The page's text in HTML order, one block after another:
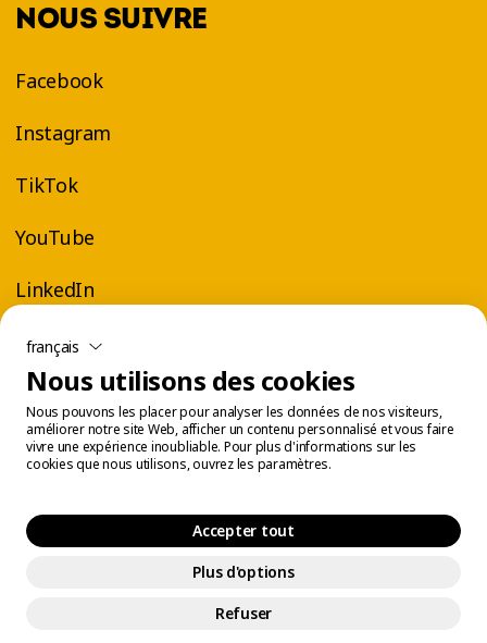
NOUS SUIVRE
Facebook
Instagram
TikTok
YouTube
LinkedIn
Gestion des témoins
© 2026 Éconofitness. Tous droits réservés.
français
Nous utilisons des cookies
Nous pouvons les placer pour analyser les données de nos visiteurs,
améliorer notre site Web, afficher un contenu personnalisé et vous faire
vivre une expérience inoubliable. Pour plus d'informations sur les
cookies que nous utilisons, ouvrez les paramètres.
Accepter tout
Plus d'options
Refuser